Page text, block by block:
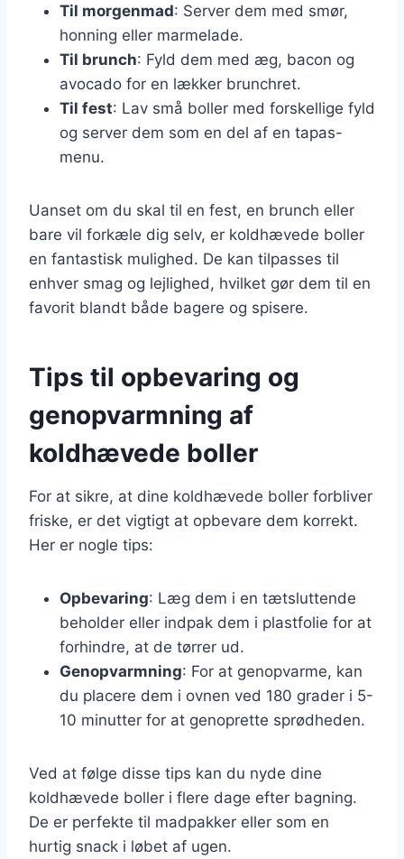
Til morgenmad: Server dem med smør,
honning eller marmelade.
Til brunch: Fyld dem med æg, bacon og
avocado for en lækker brunchret.
Til fest: Lav små boller med forskellige fyld
og server dem som en del af en tapas-
menu.
Uanset om du skal til en fest, en brunch eller
bare vil forkæle dig selv, er koldhævede boller
en fantastisk mulighed. De kan tilpasses til
enhver smag og lejlighed, hvilket gør dem til en
favorit blandt både bagere og spisere.
Tips til opbevaring og
genopvarmning af
koldhævede boller
For at sikre, at dine koldhævede boller forbliver
friske, er det vigtigt at opbevare dem korrekt.
Her er nogle tips:
Opbevaring: Læg dem i en tætsluttende
beholder eller indpak dem i plastfolie for at
forhindre, at de tørrer ud.
Genopvarmning: For at genopvarme, kan
du placere dem i ovnen ved 180 grader i 5-
10 minutter for at genoprette sprødheden.
Ved at følge disse tips kan du nyde dine
koldhævede boller i flere dage efter bagning.
De er perfekte til madpakker eller som en
hurtig snack i løbet af ugen.